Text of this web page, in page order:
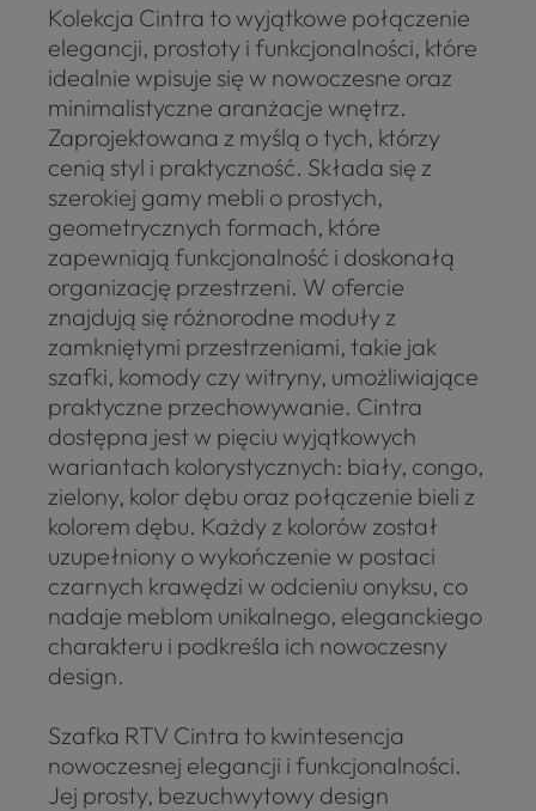
Kolekcja Cintra to wyjątkowe połączenie
elegancji, prostoty i funkcjonalności, które
idealnie wpisuje się w nowoczesne oraz
minimalistyczne aranżacje wnętrz.
Zaprojektowana z myślą o tych, którzy
cenią styl i praktyczność. Składa się z
szerokiej gamy mebli o prostych,
geometrycznych formach, które
zapewniają funkcjonalność i doskonałą
organizację przestrzeni. W ofercie
znajdują się różnorodne moduły z
zamkniętymi przestrzeniami, takie jak
szafki, komody czy witryny, umożliwiające
praktyczne przechowywanie. Cintra
dostępna jest w pięciu wyjątkowych
wariantach kolorystycznych: biały, congo,
zielony, kolor dębu oraz połączenie bieli z
kolorem dębu. Każdy z kolorów został
uzupełniony o wykończenie w postaci
czarnych krawędzi w odcieniu onyksu, co
nadaje meblom unikalnego, eleganckiego
charakteru i podkreśla ich nowoczesny
design.
Szafka RTV Cintra to kwintesencja
nowoczesnej elegancji i funkcjonalności.
Jej prosty, bezuchwytowy design